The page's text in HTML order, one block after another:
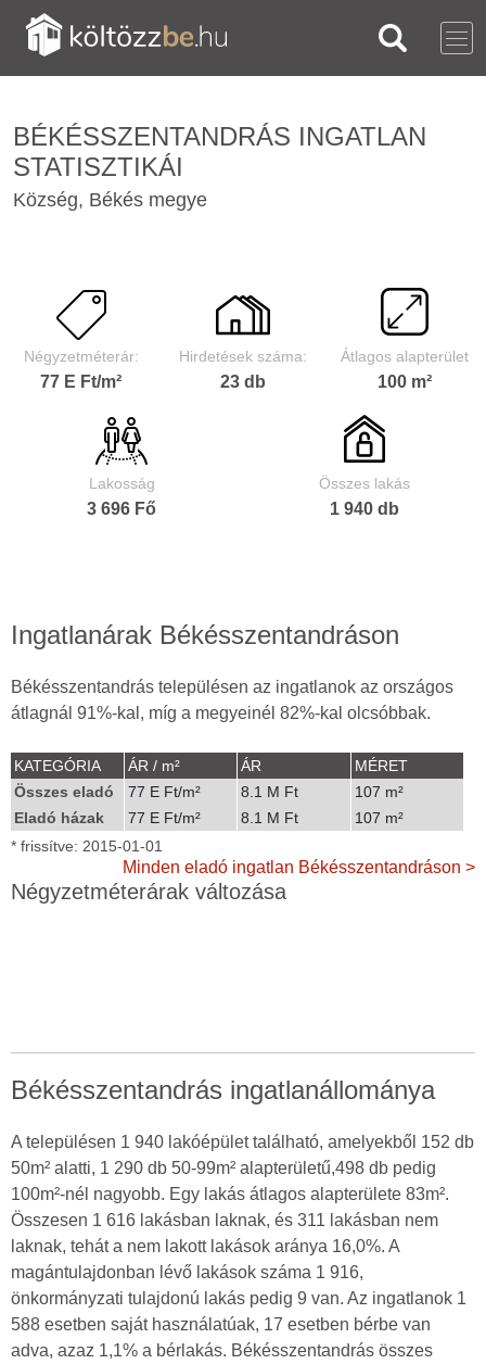
BÉKÉSSZENTANDRÁS INGATLAN
STATISZTIKÁI
Község, Békés megye
Négyzetméterár:
77 E Ft/m²
Hirdetések száma:
23 db
Átlagos alapterület
100 m²
Lakosság
3 696 Fő
Összes lakás
1 940 db
Ingatlanárak Békésszentandráson
Békésszentandrás településen az ingatlanok az országos
átlagnál 91%-kal, míg a megyeinél 82%-kal olcsóbbak.
KATEGÓRIA ÁR / m² ÁR
MÉRET
Összes eladó
77 E Ft/m² 8.1 M Ft
107 m²
Eladó házak
77 E Ft/m² 8.1 M Ft
107 m²
* frissítve: 2015-01-01
Minden eladó ingatlan Békésszentandráson >
Négyzetméterárak változása
Békésszentandrás ingatlanállománya
A településen 1 940 lakóépület található, amelyekből 152 db
50m² alatti, 1 290 db 50-99m² alapterületű,498 db pedig
100m²-nél nagyobb. Egy lakás átlagos alapterülete 83m².
Összesen 1 616 lakásban laknak, és 311 lakásban nem
laknak, tehát a nem lakott lakások aránya 16,0%. A
magántulajdonban lévő lakások száma 1 916,
önkormányzati tulajdonú lakás pedig 9 van. Az ingatlanok 1
588 esetben saját használatúak, 17 esetben bérbe van
adva, azaz 1,1% a bérlakás. Békésszentandrás összes